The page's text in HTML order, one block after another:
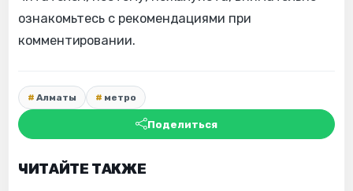
ознакомьтесь с рекомендациями при
комментировании.
Алматы метро
Поделиться
ЧИТАЙТЕ ТАКЖЕ